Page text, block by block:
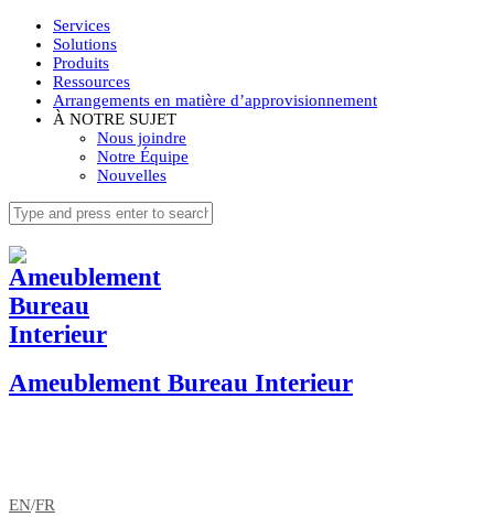
Services
Solutions
Produits
Ressources
Arrangements en matière d’approvisionnement
À NOTRE SUJET
Nous joindre
Notre Équipe
Nouvelles
Ameublement Bureau Interieur
EN/FR